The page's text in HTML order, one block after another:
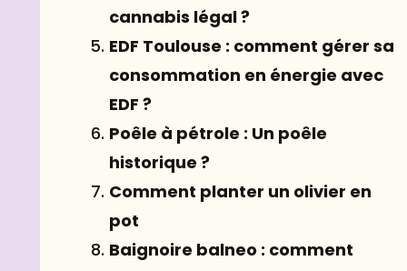
cannabis légal ?
EDF Toulouse : comment gérer sa
consommation en énergie avec
EDF ?
Poêle à pétrole : Un poêle
historique ?
Comment planter un olivier en
pot
Baignoire balneo : comment